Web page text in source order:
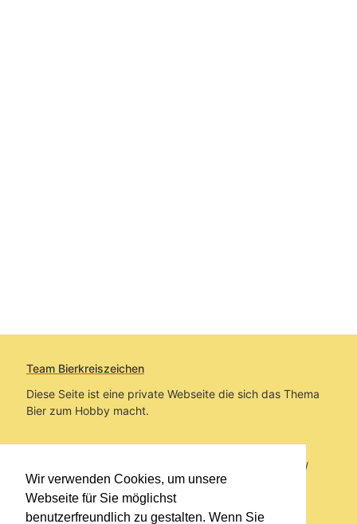
Wir verwenden Cookies, um unsere
Webseite für Sie möglichst
benutzerfreundlich zu gestalten. Wenn Sie
Team Bierkreiszeichen
Diese Seite ist eine private Webseite die sich das Thema
Bier zum Hobby macht.
Sie befinden sich auf https://www.bierkreiszeichen.at/
im Pfad:Bierkreiszeichen/Gesammelte Biere